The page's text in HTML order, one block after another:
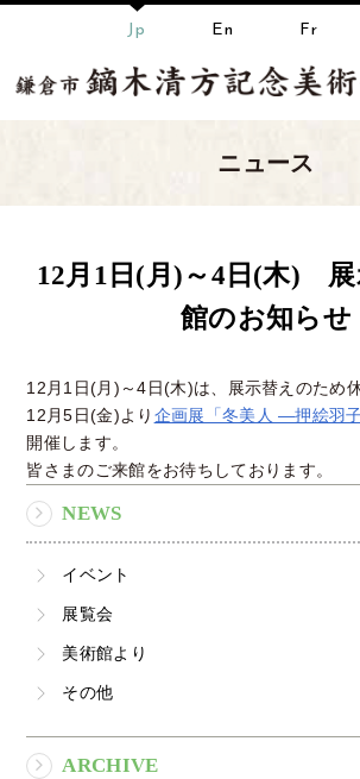
Jp En Fr
ニュース
12月1日(月)～4日(木) 展
館のお知らせ
12月1日(月)～4日(木)は、展示替えのため
12月5日(金)より 企画展「冬美人 ―押絵羽
開催します。
皆さまのご来館をお待ちしております。
NEWS
イベント
展覧会
美術館より
その他
ARCHIVE